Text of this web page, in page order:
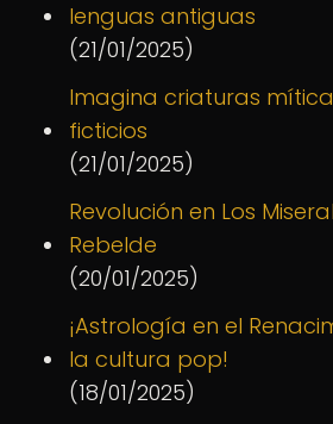
lenguas antiguas
(21/01/2025)
Imagina criaturas
ficticios
(21/01/2025)
Revolución en Los
Rebelde
(20/01/2025)
¡Astrología en el
la cultura pop!
(18/01/2025)